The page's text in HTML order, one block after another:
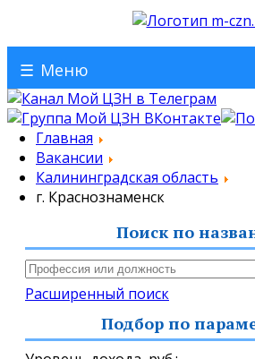
☰ Меню
Главная
Вакансии
Калининградская область
г. Краснознаменск
Поиск по
Расширенный поиск
Подбор по